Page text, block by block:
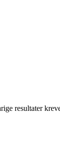
resultater